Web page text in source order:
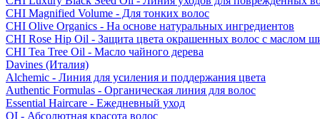
CHI Magnified Volume - Для тонких волос
CHI Olive Organics - На основе натуральных ингредиентов
CHI Rose Hip Oil - Защита цвета окрашенных волос с маслом
CHI Tea Tree Oil - Масло чайного дерева
Davines (Италия)
Alchemic - Линия для усиления и поддержания цвета
Authentic Formulas - Органическая линия для волос
Essential Haircare - Eжедневный уход
OI - Абсолютная красота волос